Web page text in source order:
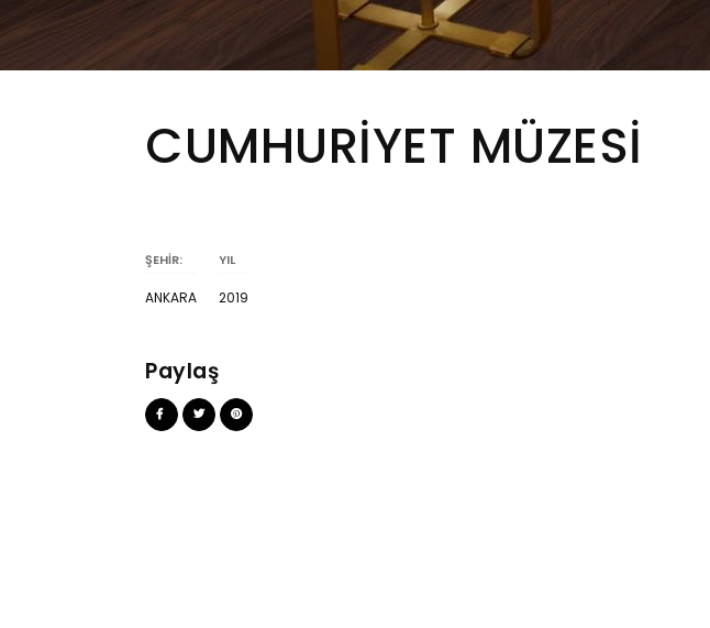
CUMHURİYET MÜZESİ
ŞEHİR:
ANKARA
YIL
2019
Paylaş